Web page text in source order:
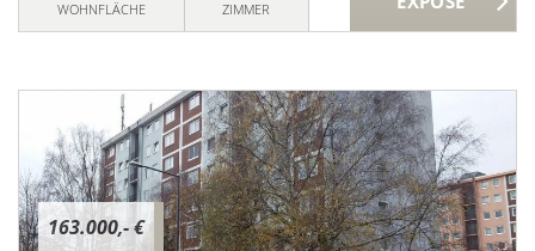
WOHNFLÄCHE
ZIMMER
163.000,- €